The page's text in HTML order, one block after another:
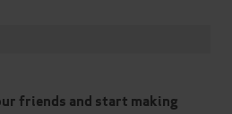
friends and start making